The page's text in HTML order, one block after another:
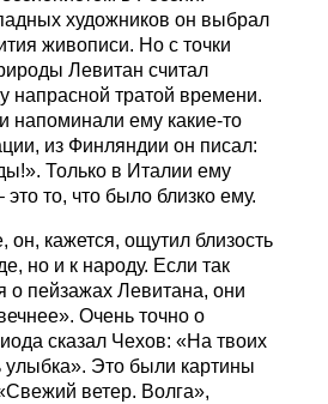
художников он выбрал
живописи. Но с точки
Левитан считал
напрасной тратой времени.
напоминали ему какие-то
из Финляндии он писал:
Только в Италии ему
это то, что было близко ему.
он, кажется, ощутил близость
но и к народу. Если так
о пейзажах Левитана, они
Очень точно о
сказал Чехов: «На твоих
улыбка». Это были картины
ветер. Волга»,